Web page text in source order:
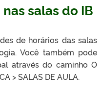
salas do IB
de horários das salas
Você também pode
através do caminho O
> SALAS DE AULA.